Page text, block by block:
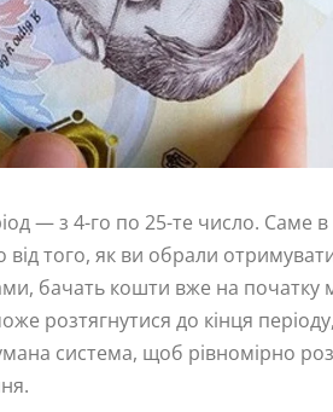
— з 4-го по 25-те число. Саме в
того, як ви обрали
бачать кошти вже на початку
розтягнутися до кінця
система, щоб рівномірно